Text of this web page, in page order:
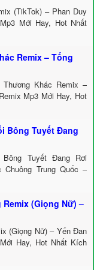
(TikTok) – Phan Duy
Mới Hay, Hot Nhất
Remix – Tống
Thương Khác Remix –
Mp3 Mới Hay, Hot
Bông Tuyết Đang
Tuyết Đang Rơi
Trung Quốc –
(Giọng Nữ) –
(Giọng Nữ) – Yến Đan
Hay, Hot Nhất Kích